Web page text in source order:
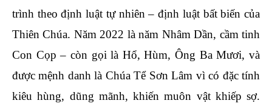
trình theo định luật tự nhiên – định luật bất biến của
Thiên Chúa. Năm 2022 là năm Nhâm Dần, cầm tinh
Con Cọp – còn gọi là Hổ, Hùm, Ông Ba Mươi, và
được mệnh danh là Chúa Tể Sơn Lâm vì có đặc tính
kiêu hùng, dũng mãnh, khiến muôn vật khiếp sợ.